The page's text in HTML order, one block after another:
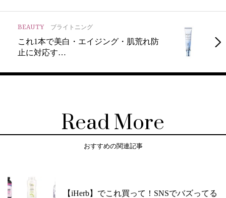
BEAUTY ブライトニング
これ1本で美白・エイジング・肌荒れ防
止に対応す…
Read More
おすすめの関連記事
【iHerb】でこれ買って！SNSでバズってる